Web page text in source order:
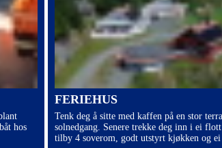
hos
FERIEHUS
Tenk deg å sitte med kaffen på en stor
solnedgang. Senere trekke deg inn i ei
tilby 4 soverom, godt utstyrt kjøkken og ei